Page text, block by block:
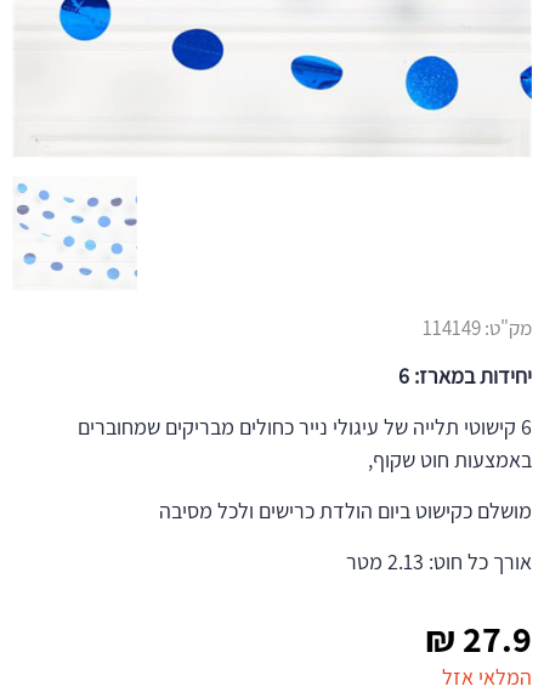
27.9
₪
המלאי אזל
מק"ט:114149
יחידות במארז: 6
6 קישוטי תלייה של עיגולי נייר כחולים מבריקים שמחוברים
באמצעות חוט שקוף,
מושלם כקישוט ביום הולדת כרישים ולכל מסיבה
אורך כל חוט: 2.13 מטר